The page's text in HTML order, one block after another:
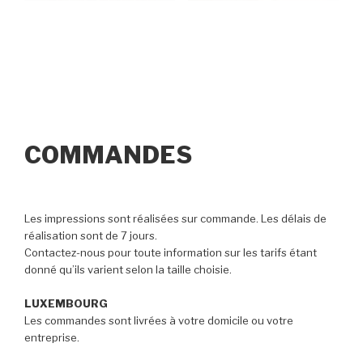
COMMANDES
Les impressions sont réalisées sur commande. Les délais de
réalisation sont de 7 jours.
Contactez-nous pour toute information sur les tarifs étant
donné qu’ils varient selon la taille choisie.
LUXEMBOURG
Les commandes sont livrées à votre domicile ou votre
entreprise.